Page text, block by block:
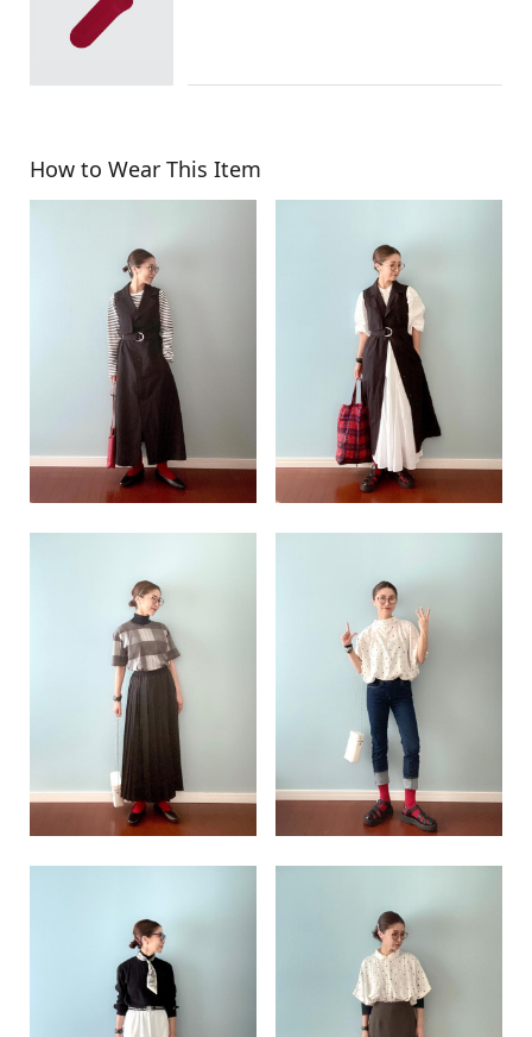
How to Wear This Item